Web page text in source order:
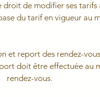
droit de modifier ses
du tarif en vigueur au
et report des rendez-vous
doit être effectuée au
rendez-vous.